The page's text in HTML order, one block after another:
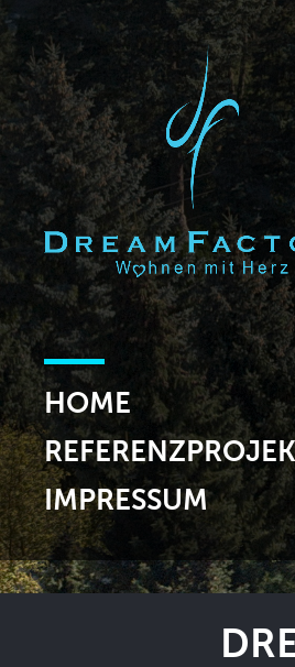
HOME
IMPRESSUM